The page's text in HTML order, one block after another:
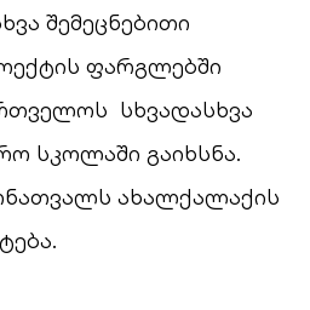
შემეცნებითი
ფარგლებში
სხვადასხვა
სკოლაში გაიხსნა.
ახალქალაქის